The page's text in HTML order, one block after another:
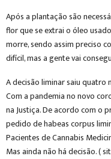
Após a plantação são
flor que se extrai o óleo
morre, sendo assim preciso
difícil, mas a gente vai
A decisão liminar saiu quatro
Com a pandemia no novo
na Justiça. De acordo com o
pedido de habeas corpus
Pacientes de Cannabis
Mas ainda não há decisão. (